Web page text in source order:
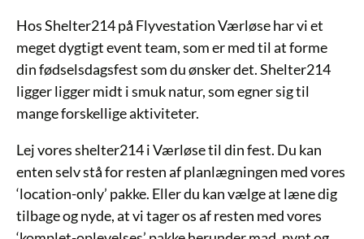
Hos Shelter214 på Flyvestation Værløse har vi et
meget dygtigt event team, som er med til at forme
din fødselsdagsfest som du ønsker det. Shelter214
ligger ligger midt i smuk natur, som egner sig til
mange forskellige aktiviteter.
Lej vores shelter214 i Værløse til din fest. Du kan
enten selv stå for resten af planlægningen med vores
‘location-only’ pakke. Eller du kan vælge at læne dig
tilbage og nyde, at vi tager os af resten med vores